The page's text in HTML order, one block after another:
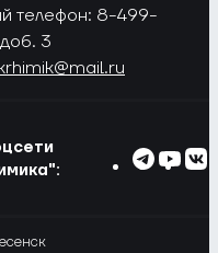
телефон: 8-499-
3